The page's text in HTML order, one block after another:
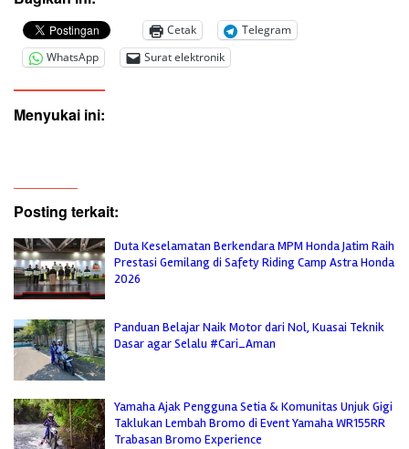
Cetak
Telegram
WhatsApp
Surat elektronik
Menyukai ini:
Posting terkait:
Duta Keselamatan Berkendara MPM Honda Jatim Raih
Prestasi Gemilang di Safety Riding Camp Astra Honda
2026
Panduan Belajar Naik Motor dari Nol, Kuasai Teknik
Dasar agar Selalu #Cari_Aman
Yamaha Ajak Pengguna Setia & Komunitas Unjuk Gigi
Taklukan Lembah Bromo di Event Yamaha WR155RR
Trabasan Bromo Experience